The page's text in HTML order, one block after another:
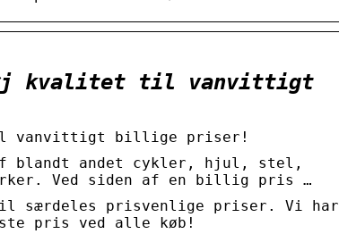
kvalitet til vanvittigt
vanvittigt billige priser!
blandt andet cykler, hjul, stel,
Ved siden af en billig pris …
særdeles prisvenlige priser. Vi har
pris ved alle køb!